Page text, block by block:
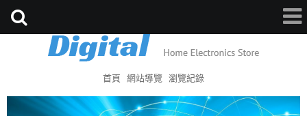
首頁 網站導覽 瀏覽紀錄